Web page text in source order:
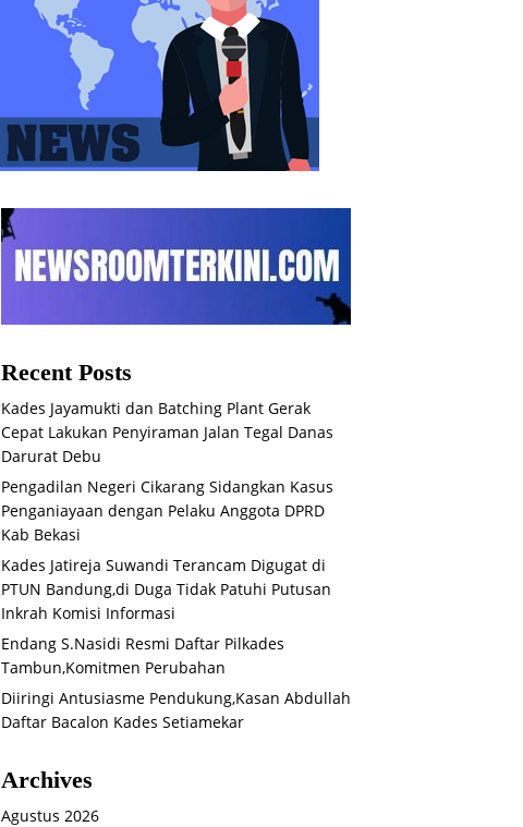
Recent Posts
Kades Jayamukti dan Batching Plant Gerak
Cepat Lakukan Penyiraman Jalan Tegal Danas
Darurat Debu
Pengadilan Negeri Cikarang Sidangkan Kasus
Penganiayaan dengan Pelaku Anggota DPRD
Kab Bekasi
Kades Jatireja Suwandi Terancam Digugat di
PTUN Bandung,di Duga Tidak Patuhi Putusan
Inkrah Komisi Informasi
Endang S.Nasidi Resmi Daftar Pilkades
Tambun,Komitmen Perubahan
Diiringi Antusiasme Pendukung,Kasan Abdullah
Daftar Bacalon Kades Setiamekar
Archives
Agustus 2026